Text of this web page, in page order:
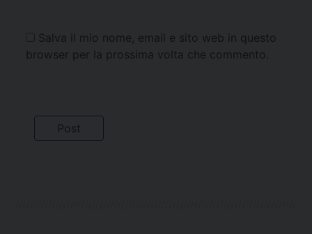
Salva il mio nome, email e sito web in questo
browser per la prossima volta che commento.